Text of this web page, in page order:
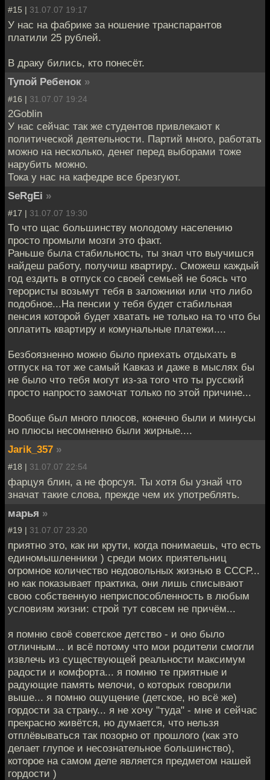
#15 | 31.07.07 19:17
У нас на фабрике за ношение транспарантов
платили 25 рублей.
В драку бились, кто понесёт.
Тупой Ребенок »
#16 | 31.07.07 19:24
2Goblin
У нас сейчас так же студентов привлекают к
политической деятельности. Партий много, работать
можно на несколько, денег перед выборами тоже
нарубить можно.
Тока у нас на кафедре все брезгуют.
SeRgEi »
#17 | 31.07.07 19:30
То что щас большинству молодому населению
просто промыли мозги это факт.
Раньше была стабильность, ты знал что выучишся
найдеш работу, получиш квартиру.. Сможеш каждый
год ездить в отпуск со своей семьей не боясь что
терористы возьмут тебя в заложники или что либо
подобное...На пенсии у тебя будет стабильная
пенсия которой будет хватать не только на то что бы
оплатить квартиру и комунальные платежи....
Безбоязненно можно было приехать отдыхать в
отпуск на тот же самый Кавказ и даже в мыслях бы
не было что тебя могут из-за того что ты русский
просто напросто замочат только по этой причине...
Вообще был много плюсов, конечно были и минусы
но плюсы несомненно были жирные....
Jarik_357 »
#18 | 31.07.07 22:54
фарцуя блин, а не форсуя. Ты хотя бы узнай что
значат такие слова, прежде чем их употреблять.
марья »
#19 | 31.07.07 23:20
приятно это, как ни крути, когда понимаешь, что есть
единомышленники ) среди моих приятельниц
огромное количество недовольных жизнью в СССР...
но как показывает практика, они лишь списывают
свою собственную неприспособленность в любым
условиям жизни: строй тут совсем не причём...
я помню своё советское детство - и оно было
отличным... и всё потому что мои родители смогли
извлечь из существующей реальности максимум
радости и комфорта... я помню те приятные и
радующие память мелочи, о которых говорили
выше... я помню ощущение (детское, но всё же)
гордости за страну... я не хочу "туда" - мне и сейчас
прекрасно живётся, но думается, что нельзя
отплёвываться так позорно от прошлого (как это
делает глупое и несознательное большинство),
которое на самом деле является предметом нашей
гордости )